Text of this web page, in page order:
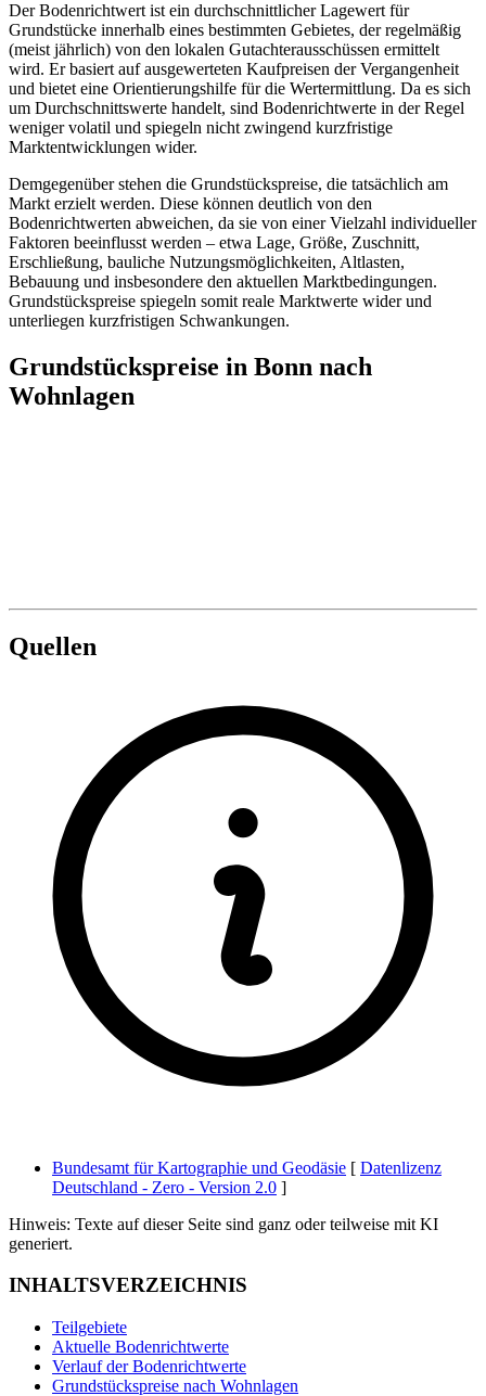
Der Bodenrichtwert ist ein durchschnittlicher Lagewert für
Grundstücke innerhalb eines bestimmten Gebietes, der regelmäßig
(meist jährlich) von den lokalen Gutachterausschüssen ermittelt
wird. Er basiert auf ausgewerteten Kaufpreisen der Vergangenheit
und bietet eine Orientierungshilfe für die Wertermittlung. Da es sich
um Durchschnittswerte handelt, sind Bodenrichtwerte in der Regel
weniger volatil und spiegeln nicht zwingend kurzfristige
Marktentwicklungen wider.
Demgegenüber stehen die Grundstückspreise, die tatsächlich am
Markt erzielt werden. Diese können deutlich von den
Bodenrichtwerten abweichen, da sie von einer Vielzahl individueller
Faktoren beeinflusst werden – etwa Lage, Größe, Zuschnitt,
Erschließung, bauliche Nutzungsmöglichkeiten, Altlasten,
Bebauung und insbesondere den aktuellen Marktbedingungen.
Grundstückspreise spiegeln somit reale Marktwerte wider und
unterliegen kurzfristigen Schwankungen.
Grundstückspreise in Bonn nach
Wohnlagen
Quellen
Bundesamt für Kartographie und Geodäsie [ Datenlizenz
Deutschland - Zero - Version 2.0 ]
Hinweis: Texte auf dieser Seite sind ganz oder teilweise mit KI
generiert.
INHALTSVERZEICHNIS
Teilgebiete
Aktuelle Bodenrichtwerte
Verlauf der Bodenrichtwerte
Grundstückspreise nach Wohnlagen